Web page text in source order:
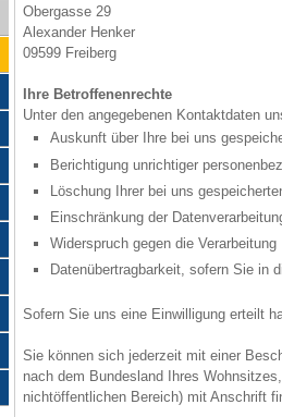
Obergasse 29
Alexander Henker
09599 Freiberg
Ihre Betroffenenrechte
Unter den angegebenen Kontaktdaten
Auskunft über Ihre bei uns
Berichtigung unrichtiger
Löschung Ihrer bei uns
Einschränkung der
Widerspruch gegen die
Datenübertragbarkeit, sofern Sie in
Sofern Sie uns eine Einwilligung erteilt
Sie können sich jederzeit mit einer
nach dem Bundesland Ihres
nichtöffentlichen Bereich) mit Anschrift